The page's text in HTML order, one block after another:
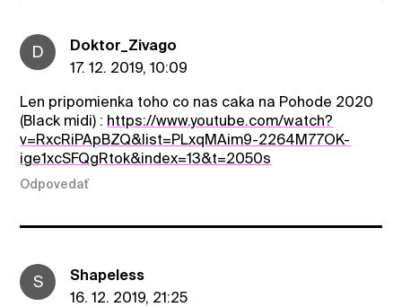
D
Doktor_Zivago
17. 12. 2019, 10:09
Len pripomienka toho co nas caka na Pohode 2020
(Black midi) : https://www.youtube.com/watch?
v=RxcRiPApBZQ&list=PLxqMAim9-2264M77OK-
ige1xcSFQgRtok&index=13&t=2050s
Odpovedať
S
ShapeIess
16. 12. 2019, 21:25